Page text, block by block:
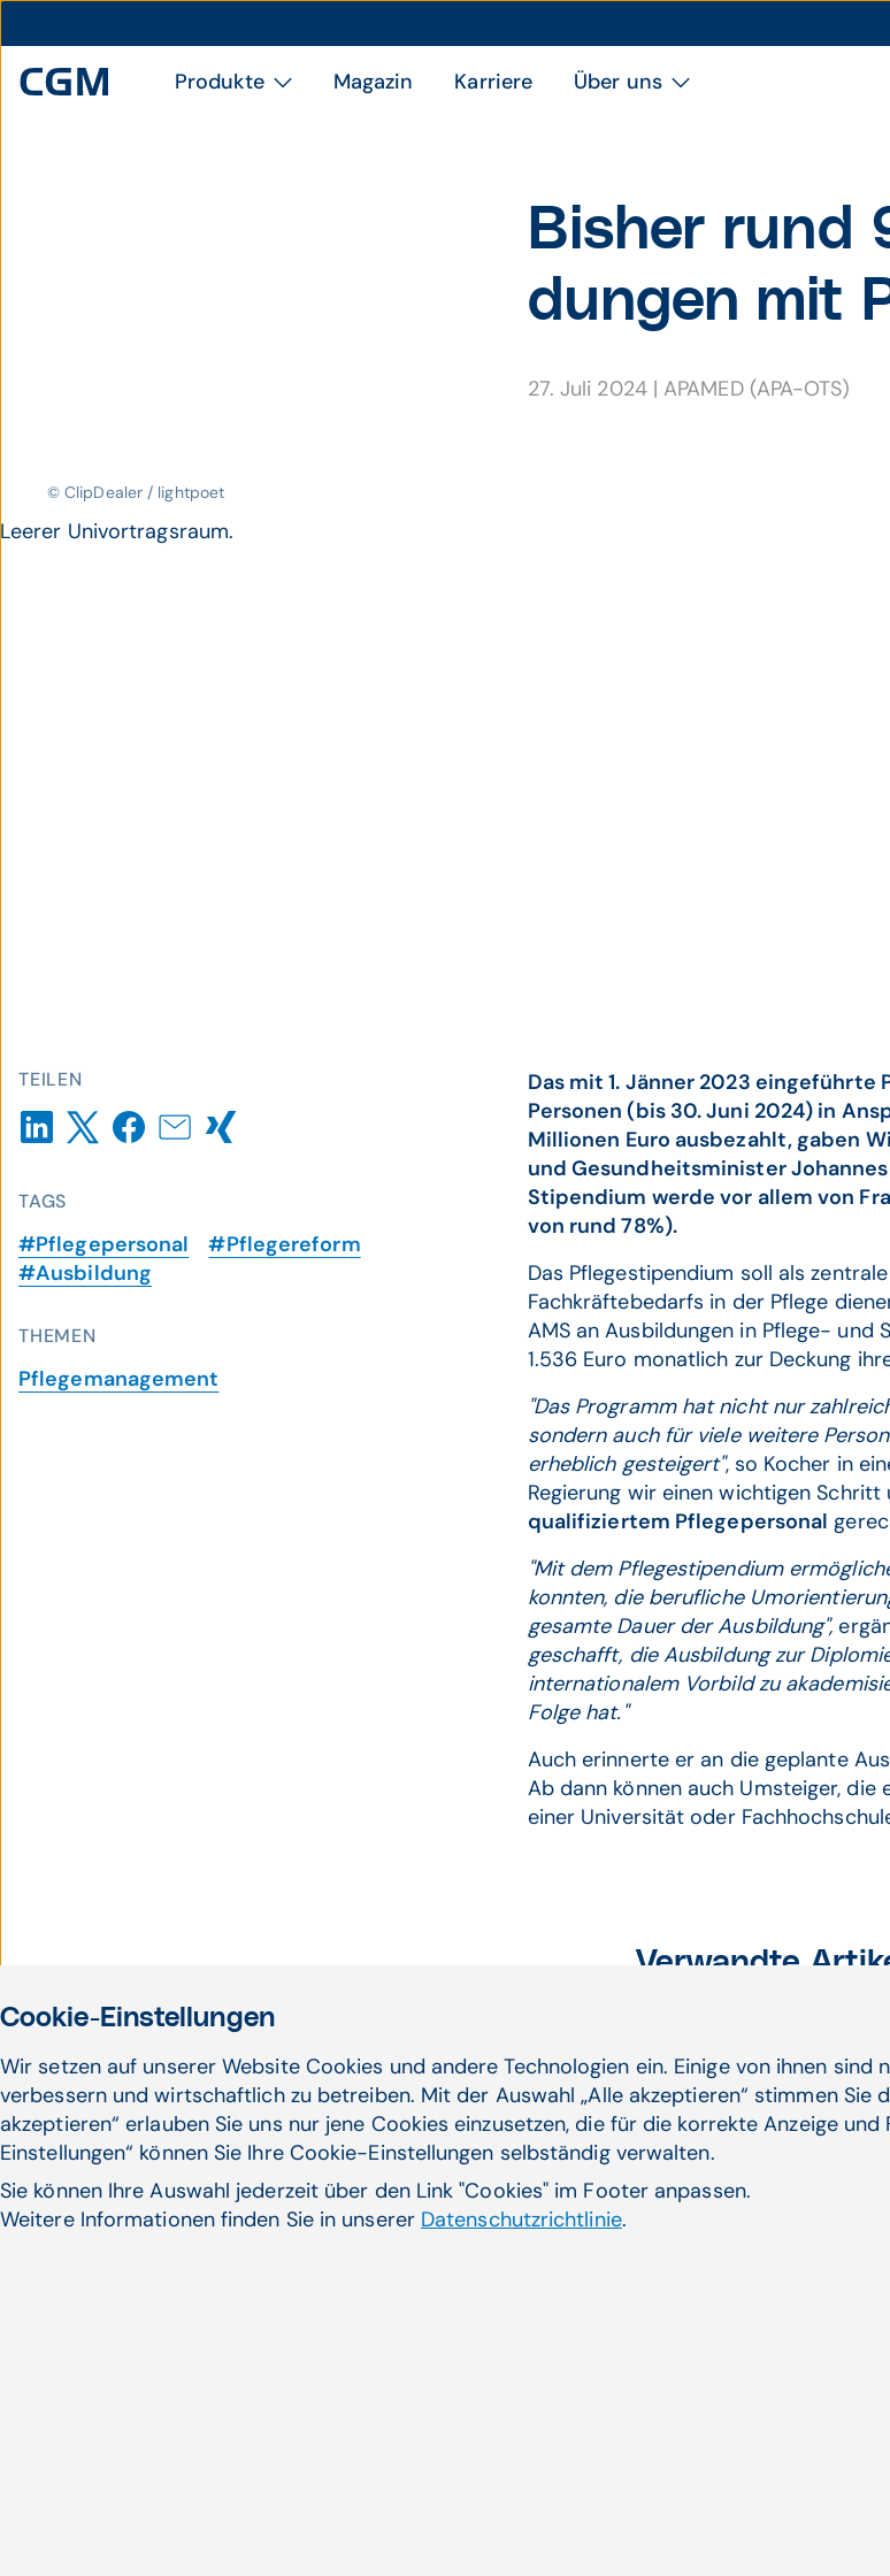
Produkte Magazin Karriere Über uns
Bisher
dungen mit
27. Juli 2024 |APAMED (APA-OTS)
© ClipDealer / lightpoet
Leerer Univortragsraum.
TEILEN
TAGS
#Pflegepersonal
#Pflegereform
#Ausbildung
THEMEN
Pflegemanagement
Das mit 1. Jänner 2023
Personen (bis 30. Juni 2024) in
Millionen Euro ausbezahlt, gaben
und Gesundheitsminister
Stipendium werde vor allem von
von rund 78%).
Das Pflegestipendium soll als
Fachkräftebedarfs in der Pflege
AMS an Ausbildungen in Pflege- und
1.536 Euro monatlich zur Deckung
"Das Programm hat nicht nur
sondern auch für viele weitere
erheblich gesteigert", so Kocher in
Regierung wir einen wichtigen
qualifiziertem Pflegepersonal
"Mit dem Pflegestipendium
konnten, die berufliche
gesamte Dauer der Ausbildung",
geschafft, die Ausbildung zur
internationalem Vorbild zu
Folge hat."
Auch erinnerte er an die geplante
Ab dann können auch Umsteiger,
einer Universität oder
Verwandte
Ärztemangel: 60 Bewerbungen für Kassen­
ärzte-Stipendium
60 Medizinstudierende haben sich für das neue
Stipendium der ...
Cookie-Einstellungen
Wir setzen auf unserer Website Cookies und andere Technologien ein. Einige von ihnen
verbessern und wirtschaftlich zu betreiben. Mit der Auswahl „Alle akzeptieren“ stimmen Sie
akzeptieren“ erlauben Sie uns nur jene Cookies einzusetzen, die für die korrekte Anzeige
Einstellungen“ können Sie Ihre Cookie-Einstellungen selbständig verwalten.
Sie können Ihre Auswahl jederzeit über den Link "Cookies" im Footer anpassen.
Weitere Informationen finden Sie in unserer Datenschutzrichtlinie.